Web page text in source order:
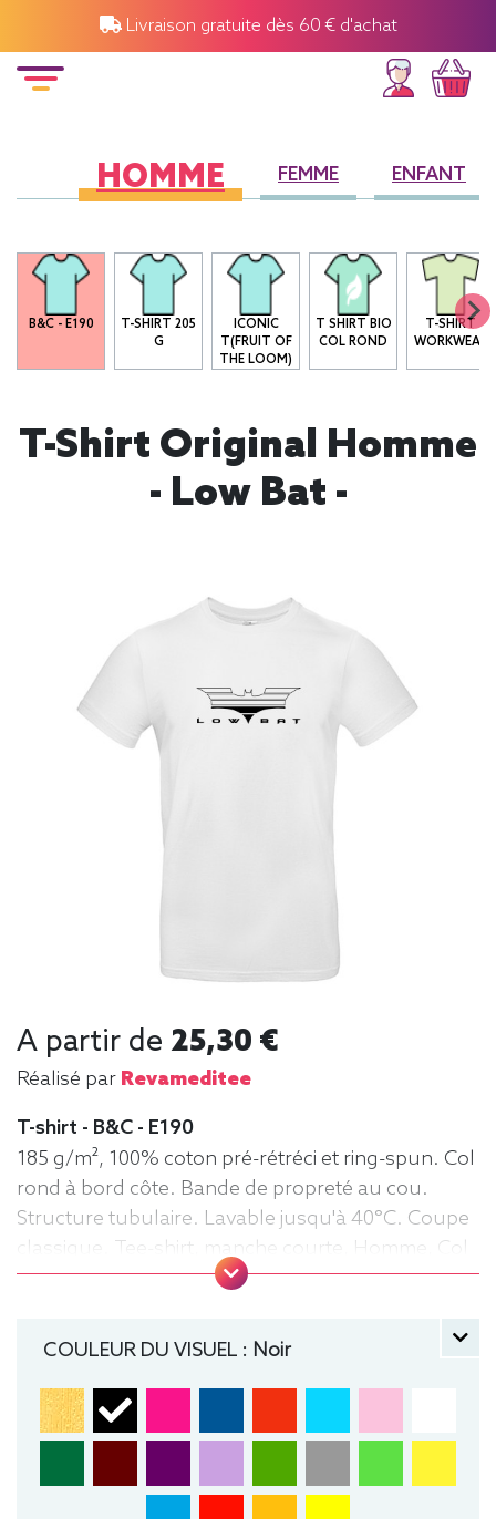
Livraison gratuite dès 60 € d'achat
HOMME FEMME ENFANT
B&C - E190
T-SHIRT 205
G
ICONIC
T(FRUIT OF
THE LOOM)
T SHIRT BIO
COL ROND
T-SHIRT
WORKWEAR
T-Shirt Original Homme
- Low Bat -
A partir de 25,30 €
Réalisé par Revameditee
T-shirt - B&C - E190
185 g/m², 100% coton pré-rétréci et ring-spun. Col
rond à bord côte. Bande de propreté au cou.
Structure tubulaire. Lavable jusqu'à 40°C. Coupe
classique. Tee-shirt, manche courte, Homme, Col
rond, B&C
COULEUR DU VISUEL : Noir